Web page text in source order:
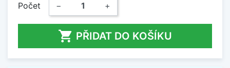
Počet − +
 PŘIDAT DO KOŠÍKU